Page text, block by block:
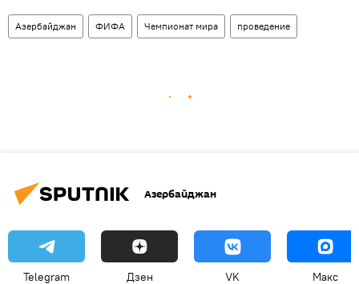
Азербайджан ФИФА Чемпионат мира проведение
Азербайджан
Telegram Дзен VK Макс